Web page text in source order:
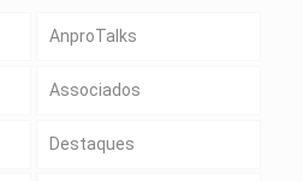
AnproTalks
Associados
Destaques